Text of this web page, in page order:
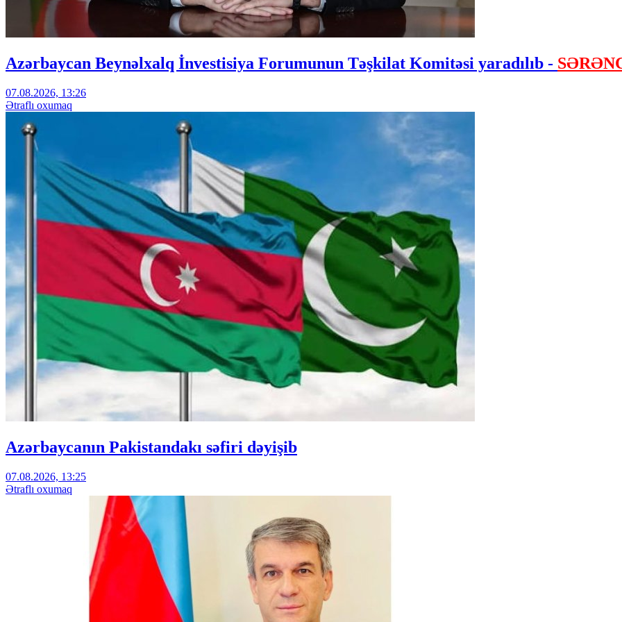
Azərbaycan Beynəlxalq İnvestisiya Forumunun Təşkilat Komitəsi yaradılıb -
07.08.2026, 13:26
Ətraflı oxumaq
Azərbaycanın Pakistandakı səfiri dəyişib
07.08.2026, 13:25
Ətraflı oxumaq